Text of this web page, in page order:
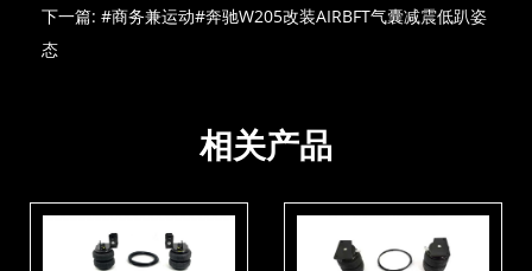
下一篇: #商务兼运动#奔驰W205改装AIRBFT气囊减震低趴姿
态
相关产品